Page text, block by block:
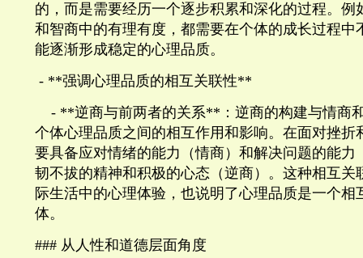
的，而是需要经历一个逐步积累和深化的过程。例
和智商中的有理有度，都需要在个体的成长过程中
能逐渐形成稳定的心理品质。
- **强调心理品质的相互关联性**
- **逆商与前两者的关系** ：逆商的构建与情商
个体心理品质之间的相互作用和影响。在面对挫折
要具备应对情绪的能力（情商）和解决问题的能力
韧不拔的精神和积极的心态（逆商）。这种相互关
际生活中的心理体验，也说明了心理品质是一个相
体。
### 从人性和道德层面角度